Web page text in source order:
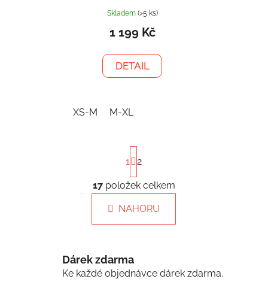
Skladem (>5 ks)
1 199 Kč
DETAIL
XS-M M-XL
O
v
a
c
S
t
r
á
n
k
í
1 2
17položek celkem
NAHORU
Dárek zdarma
Ke každé objednávce dárek zdarma.